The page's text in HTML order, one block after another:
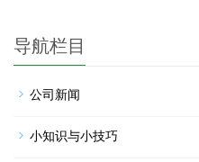
导航栏目
公司新闻
小知识与小技巧